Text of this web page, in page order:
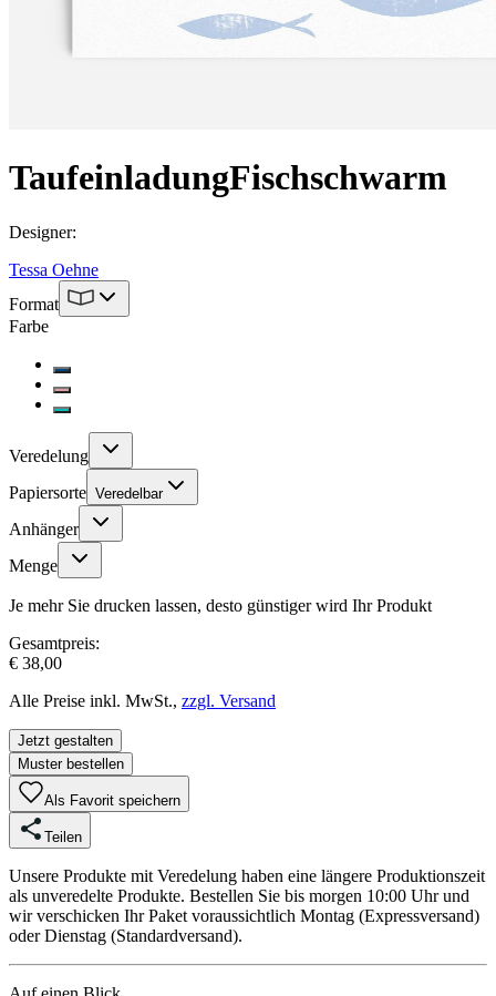
TaufeinladungFischschwarm
Designer:
Tessa Oehne
Format
Farbe
Veredelung
Papiersorte Veredelbar
Anhänger
Menge
Je mehr Sie drucken lassen, desto günstiger wird Ihr Produkt
Gesamtpreis:
€ 38,00
Alle Preise inkl. MwSt., zzgl. Versand
Jetzt gestalten
Muster bestellen
Als Favorit speichern
Teilen
Unsere Produkte mit Veredelung haben eine längere Produktionszeit
als unveredelte Produkte. Bestellen Sie bis morgen 10:00 Uhr und
wir verschicken Ihr Paket voraussichtlich Montag (Expressversand)
oder Dienstag (Standardversand).